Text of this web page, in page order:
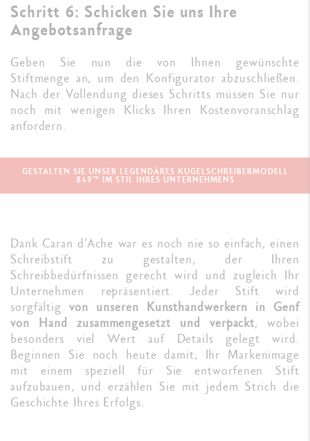
Schritt 6: Schicken Sie uns Ihre
Angebotsanfrage
Geben Sie nun die von Ihnen gewünschte
Stiftmenge an, um den Konfigurator abzuschließen.
Nach der Vollendung dieses Schritts müssen Sie nur
noch mit wenigen Klicks Ihren Kostenvoranschlag
anfordern.
GESTALTEN SIE UNSER LEGENDÄRES KUGELSCHREIBERMODELL
849™ IM STIL IHRES UNTERNEHMENS
Dank Caran d’Ache war es noch nie so einfach, einen
Schreibstift zu gestalten, der Ihren
Schreibbedürfnissen gerecht wird und zugleich Ihr
Unternehmen repräsentiert. Jeder Stift wird
sorgfältigvon unseren Kunsthandwerkern in Genf
von Hand zusammengesetzt und verpackt, wobei
besonders viel Wert auf Details gelegt wird.
Beginnen Sie noch heute damit, Ihr Markenimage
mit einem speziell für Sie entworfenen Stift
aufzubauen, und erzählen Sie mit jedem Strich die
Geschichte Ihres Erfolgs.